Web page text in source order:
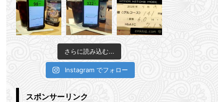
さらに読み込む...
Instagram でフォロー
スポンサーリンク